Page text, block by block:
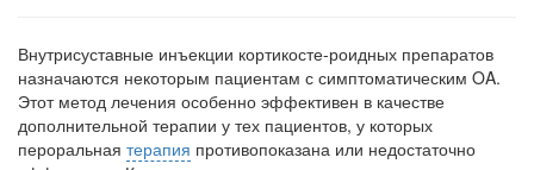
Глава Минздрава РФ
Вероника Скворцова
опровергла
сообщение о падении
доходов медицинских
Внутрисуставные инъекции кортикосте-роидных препаратов
назначаются некоторым пациентам с симптоматическим OA.
Этот ме­тод лечения особенно эффективен в качестве
дополнительной терапии у тех пациентов, у ко­торых
пероральная терапия противопоказана или недостаточно